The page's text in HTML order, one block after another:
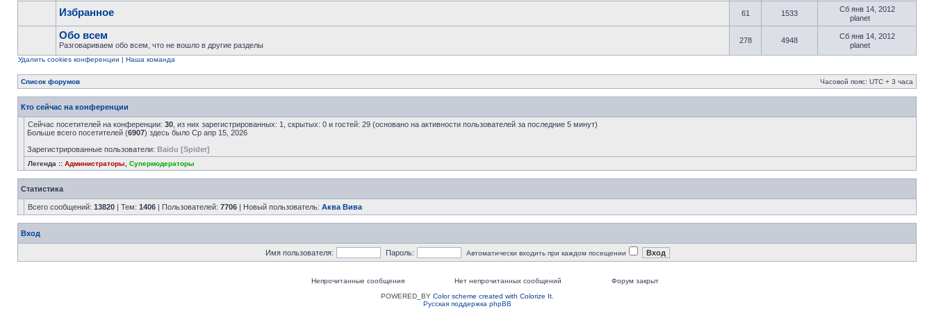
Избранное 61 1533
Сб янв 14, 2012
planet
Обо всем
Разговариваем обо всем, что не вошло в другие разделы
278 4948
Сб янв 14, 2012
planet
Удалить cookies конференции | Наша команда
Список форумов Часовой пояс: UTC + 3 часа
Кто сейчас на конференции
Сейчас посетителей на конференции: 30 , из них зарегистрированных: 1, скрытых: 0 и гостей: 29 (основано на активности пользователей за последние 5 минут)
Больше всего посетителей (6907) здесь было Ср апр 15, 2026
Зарегистрированные пользователи: Baidu [Spider]
Легенда :: Администраторы Супермодераторы
Статистика
Всего сообщений: 13820 | Тем: 1406 | Пользователей: 7706 | Новый пользователь: Аква Вива
Вход
Имя пользователя: Пароль: Автоматически входить при каждом посещении
Непрочитанные сообщения Нет непрочитанных сообщений
Форум закрыт
POWERED_BY Color scheme created with Colorize It.
Русская поддержка phpBB